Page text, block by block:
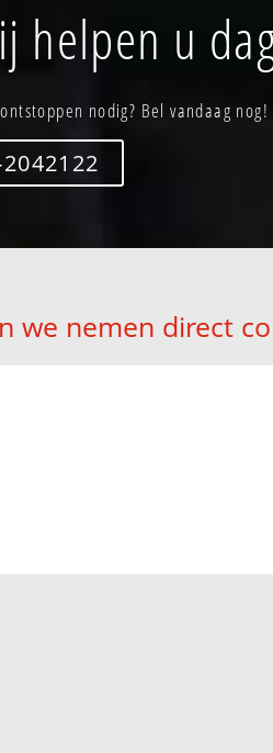
helpen u
nodig? Bel vandaag nog!
we nemen direct